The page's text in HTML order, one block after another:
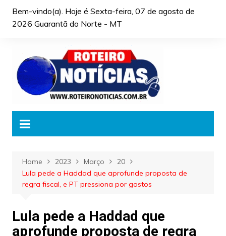
Bem-vindo(a). Hoje é Sexta-feira, 07 de agosto de
2026 Guarantã do Norte - MT
Home 2023 Março
20
Lula pede a Haddad que aprofunde proposta de
regra fiscal, e PT pressiona por gastos
Lula pede a Haddad que
aprofunde proposta de regra